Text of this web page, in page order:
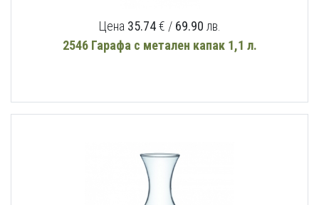
Цена 35.74€ / 69.90 лв.
2546 Гарафа с метален капак 1,1 л.